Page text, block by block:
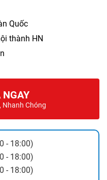
Quốc
thành HN
Nhanh Chóng
- 18:00)
- 18:00)
- 18:00)